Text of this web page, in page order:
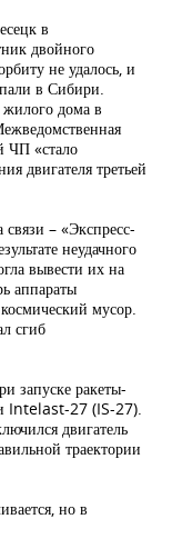
в
двойного
не удалось, и
в Сибири.
дома в
ЧП «стало
двигателя третьей
– «Экспресс-
неудачного
вывести их на
аппараты
мусор.
сгиб
запуске ракеты-
Intelast-27 (IS-27).
двигатель
траектории
но в